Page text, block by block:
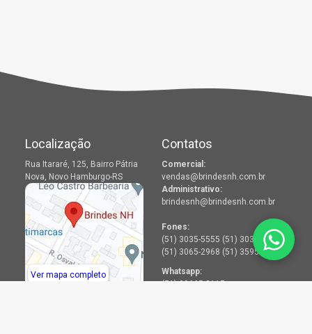
Localização
Rua Itararé, 125, Bairro Pátria
Nova, Novo Hamburgo-RS
Ver mapa completo
Contatos
Comercial:
vendas@brindesnh.com.br
Administrativo:
brindesnh@brindesnh.com.br
Fones:
(51) 3035-5555 (51) 3036-2968
(51) 3065-2968 (51) 3595-2968
Whatsapp:
(51) 99665-8115